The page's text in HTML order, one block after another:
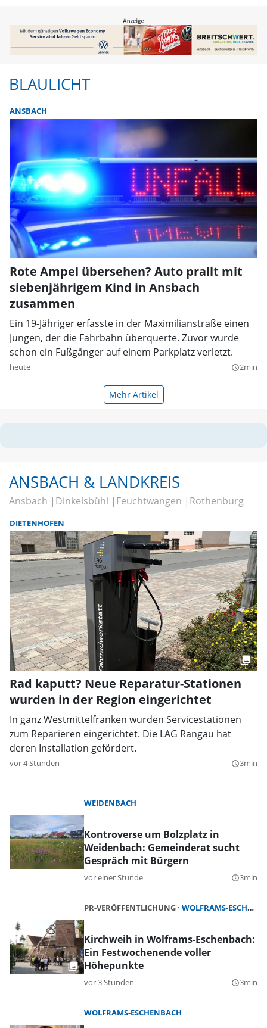
BLAULICHT
ANSBACH
Rote Ampel übersehen? Auto prallt mit
siebenjährigem Kind in Ansbach
zusammen
Ein 19-Jähriger erfasste in der Maximilianstraße einen
Jungen, der die Fahrbahn überquerte. Zuvor wurde
schon ein Fußgänger auf einem Parkplatz verletzt.
heute query_builder2min
Mehr Artikel
ANSBACH & LANDKREIS
Ansbach Dinkelsbühl Feuchtwangen Rothenburg
DIETENHOFEN
Rad kaputt? Neue Reparatur-Stationen
wurden in der Region eingerichtet
In ganz Westmittelfranken wurden Servicestationen
zum Reparieren eingerichtet. Die LAG Rangau hat
deren Installation gefördert.
vor 4 Stunden query_builder3min
WEIDENBACH
Kontroverse um Bolzplatz in
Weidenbach: Gemeinderat sucht
Gespräch mit Bürgern
vor einer Stunde query_builder3min
PR-VERÖFFENTLICHUNG WOLFRAMS-ESCHENBACH
Kirchweih in Wolframs-Eschenbach:
Ein Festwochenende voller
Höhepunkte
vor 3 Stunden query_builder3min
WOLFRAMS-ESCHENBACH